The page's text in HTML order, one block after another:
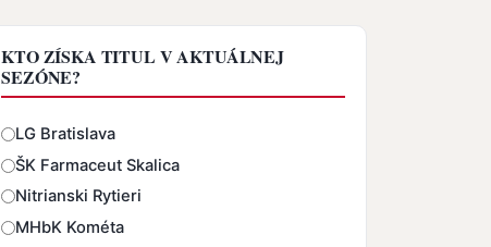
KTO ZÍSKA TITUL V AKTUÁLNEJ
SEZÓNE?
Odpovede
LG Bratislava
ŠK Farmaceut Skalica
Nitrianski Rytieri
MHbK Kométa